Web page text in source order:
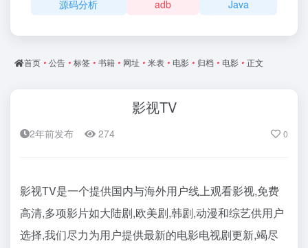
源码分析
adb Java
首页 • 公告 • 标签 • 书籍 • 网址 • 米表 • 电影 • 归档 • 电影 • 正文
影视TV
2年前发布 274 0
影视TV是一个提供国内与海外用户线上观看影视,免费
高清,多项影片如大陆剧,欧美剧,韩剧,动漫和综艺供用户
选择,我们尽力为用户提供最新的电影电视剧更新,竭尽